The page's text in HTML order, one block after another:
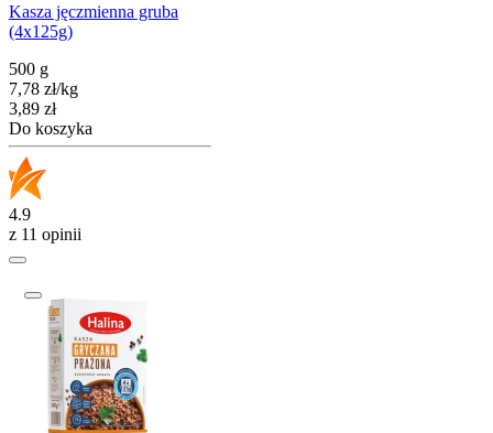
Kasza jęczmienna gruba
(4x125g)
500 g
7,78 zł/kg
Cena
3,89 zł
Do koszyka
4.9
z 11 opinii